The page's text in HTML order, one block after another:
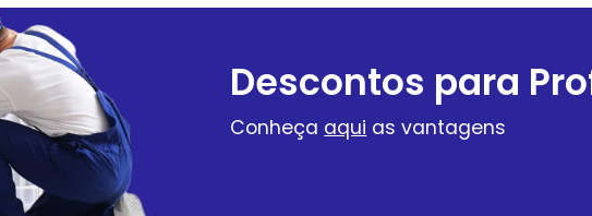
Descontos para
Conheça aqui as vantagens